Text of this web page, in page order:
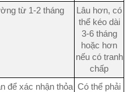
từ 1-2 tháng
Lâu hơn, có
thể kéo dài
3-6 tháng
hoặc hơn
nếu có tranh
chấp
để xác nhận thỏa Có thể phải